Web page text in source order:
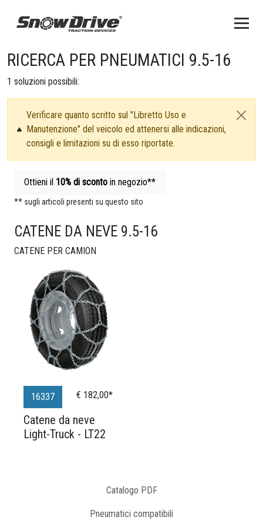
RICERCA PER PNEUMATICI 9.5-16
1 soluzioni possibili:
Verificare quanto scritto sul "Libretto Uso e
Manutenzione" del veicolo ed attenersi alle indicazioni,
consigli e limitazioni su di esso riportate.
CATENE DA NEVE 9.5-16
CATENE PER CAMION
Ottieni il 10% di sconto in negozio**
** sugli articoli presenti su questo sito
16337 € 182,00*
Catene da neve
Light-Truck - LT22
Catalogo PDF
Pneumatici compatibili